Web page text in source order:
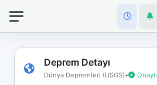
Deprem Detayı
Dünya Depremleri (USGS)• Onaylı
bağlantınız
koptu!
Çevrimdışı
moddasınız.